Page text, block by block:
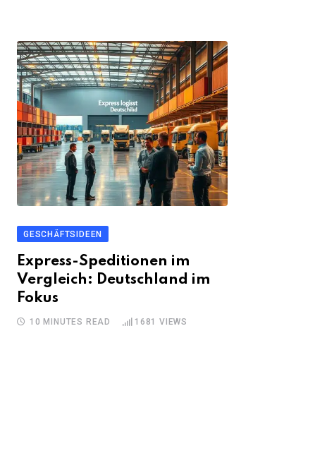
GESCHÄFTSIDEEN
Express-Speditionen im
Vergleich: Deutschland im
Fokus
10 MINUTES READ 1681 VIEWS